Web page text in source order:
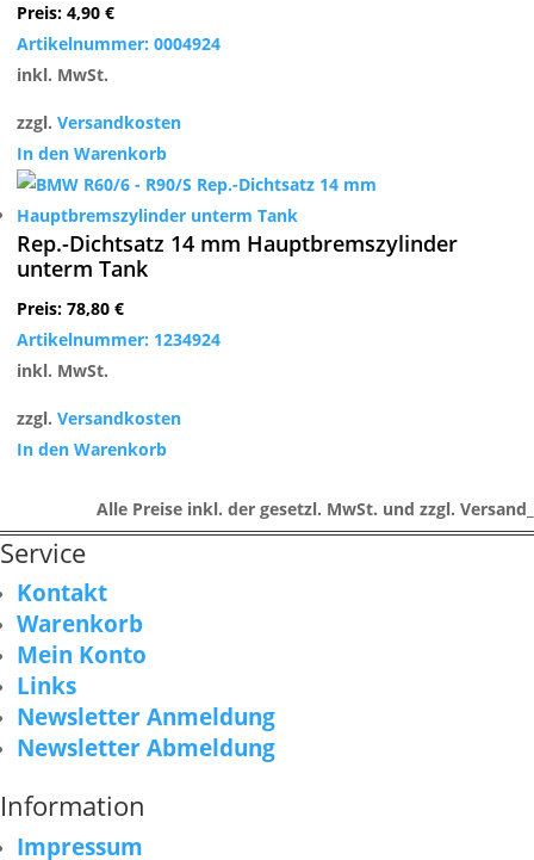
Preis: 4,90 €
Artikelnummer: 0004924
inkl. MwSt.
zzgl. Versandkosten
In den Warenkorb
Rep.-Dichtsatz 14 mm Hauptbremszylinder
unterm Tank
Preis: 78,80 €
Artikelnummer: 1234924
inkl. MwSt.
zzgl. Versandkosten
In den Warenkorb
Alle Preise inkl. der gesetzl. MwSt. und zzgl. Versand_
Service
Kontakt
Warenkorb
Mein Konto
Links
Newsletter Anmeldung
Newsletter Abmeldung
Information
Impressum